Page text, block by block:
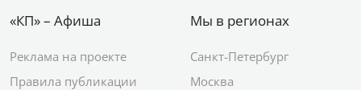
«КП» – Афиша
Реклама на проекте
Правила публикации
Мы в регионах
Санкт-Петербург
Москва